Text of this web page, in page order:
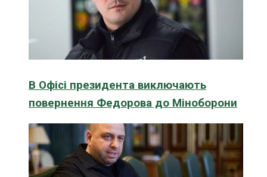
В Офісі президента виключають
повернення Федорова до Міноборони